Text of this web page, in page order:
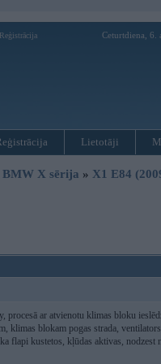
Reģistrācija Ceturtdiena, 6.
Lietotāji
BMW X sērija » X1 E84
procesā ar atvienotu klimas bloku
klimas blokam pogas strada,
flapi kustetos, kļūdas aktivas,